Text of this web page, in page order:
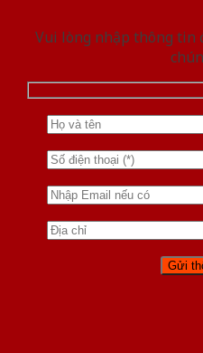
Vui lòng nhập thông tin